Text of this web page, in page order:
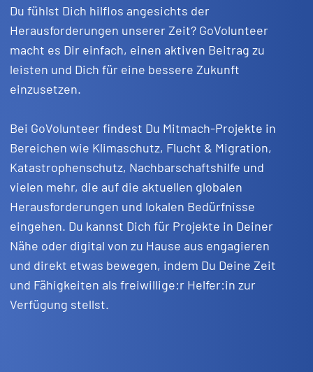
Du fühlst Dich hilflos angesichts der
Herausforderungen unserer Zeit? GoVolunteer
macht es Dir einfach, einen aktiven Beitrag zu
leisten und Dich für eine bessere Zukunft
einzusetzen.
Bei GoVolunteer findest Du Mitmach-Projekte in
Bereichen wie Klimaschutz, Flucht & Migration,
Katastrophenschutz, Nachbarschaftshilfe und
vielen mehr, die auf die aktuellen globalen
Herausforderungen und lokalen Bedürfnisse
eingehen. Du kannst Dich für Projekte in Deiner
Nähe oder digital von zu Hause aus engagieren
und direkt etwas bewegen, indem Du Deine Zeit
und Fähigkeiten als freiwillige:r Helfer:in zur
Verfügung stellst.